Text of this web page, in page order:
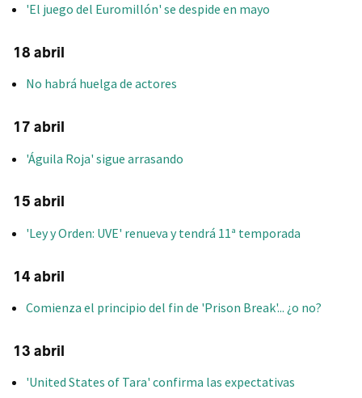
'El juego del Euromillón' se despide en mayo
18 abril
No habrá huelga de actores
17 abril
'Águila Roja' sigue arrasando
15 abril
'Ley y Orden: UVE' renueva y tendrá 11ª temporada
14 abril
Comienza el principio del fin de 'Prison Break'... ¿o no?
13 abril
'United States of Tara' confirma las expectativas